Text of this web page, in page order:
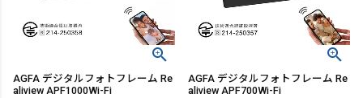
AGFA デジタルフォトフレーム Re
aliview APF1000Wi-Fi
AGFA デジタルフォトフレーム Re
aliview APF700Wi-Fi